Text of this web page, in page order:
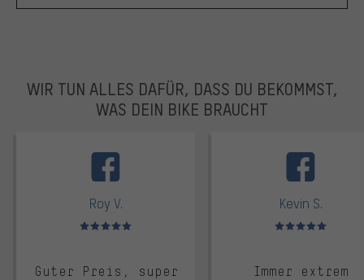
WIR TUN ALLES DAFÜR, DASS DU BEKOMMST,
WAS DEIN BIKE BRAUCHT
Roy V.
Bewertungen: 5 von 5
Guter Preis, super
Kevin S.
Bewertungen: 5 von 5
Immer extrem